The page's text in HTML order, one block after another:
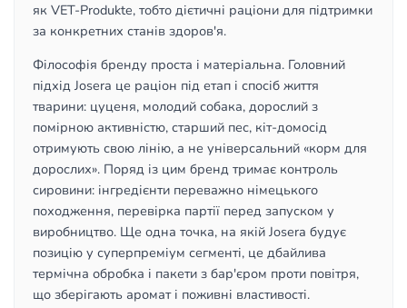
як VET-Produkte, тобто дієтичні раціони для підтримки
за конкретних станів здоров'я.
Філософія бренду проста і матеріальна. Головний
підхід Josera це раціон під етап і спосіб життя
тварини: цуценя, молодий собака, дорослий з
помірною активністю, старший пес, кіт-домосід
отримують свою лінію, а не універсальний «корм для
дорослих». Поряд із цим бренд тримає контроль
сировини: інгредієнти переважно німецького
походження, перевірка партії перед запуском у
виробництво. Ще одна точка, на якій Josera будує
позицію у суперпреміум сегменті, це дбайлива
термічна обробка і пакети з бар'єром проти повітря,
що зберігають аромат і поживні властивості.